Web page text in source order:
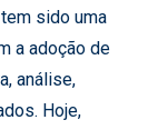
sido uma
a adoção de
análise,
Hoje,